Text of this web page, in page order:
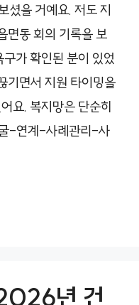
셨을 거예요. 저도 지
면동 회의 기록을 보
가 확인된 분이 있었
기면서 지원 타이밍을
요. 복지망은 단순히
굴-연계-사례관리-사
년 건